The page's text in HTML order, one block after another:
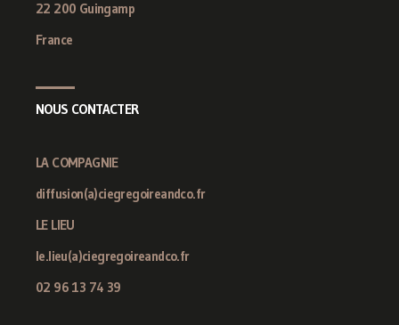
22 200 Guingamp
France
NOUS CONTACTER
LA COMPAGNIE
diffusion(a)ciegregoireandco.fr
LE LIEU
le.lieu(a)ciegregoireandco.fr
02 96 13 74 39